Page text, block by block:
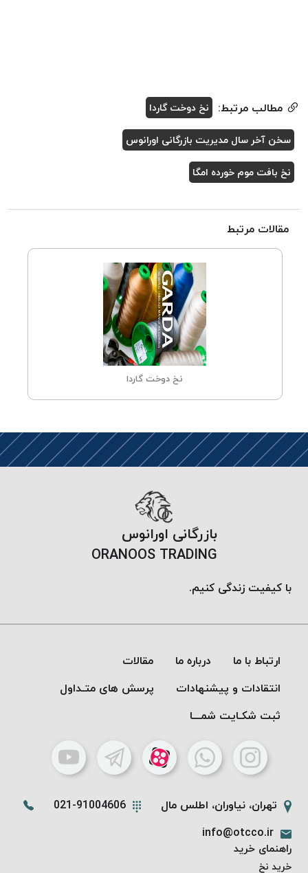
مطالب مرتبط: نخ دوخت گاردا
سخن آخر سال مدیریت بازرگانی اورانوس
نخ بافت موم خورده امگا
مقالات مرتبط
نخ دوخت گاردا
بازرگانی اورانوس
ORANOOS TRADING
با کیفیت زندگی کنیم.
ارتباط با ما درباره ما
مقالات
انتقادات و پیشنهادات
پرسش های متـداول
ثبت شکـایت شمـــا
تهران، نیاوران، اطلس مال
021-91004606
info@otcco.ir
راهنمای خرید
خرید نخ